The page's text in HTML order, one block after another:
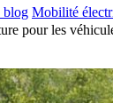
blog Mobilité
pour les